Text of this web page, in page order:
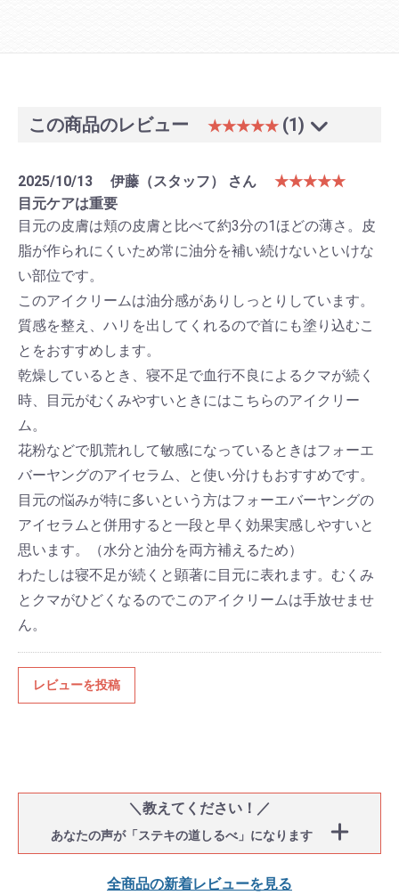
この商品のレビュー ★★★★★ (1)
2025/10/13 伊藤（スタッフ） さん
★★★★★
目元ケアは重要
目元の皮膚は頬の皮膚と比べて約3分の1ほどの薄さ。皮
脂が作られにくいため常に油分を補い続けないといけな
い部位です。
このアイクリームは油分感がありしっとりしています。
質感を整え、ハリを出してくれるので首にも塗り込むこ
とをおすすめします。
乾燥しているとき、寝不足で血行不良によるクマが続く
時、目元がむくみやすいときにはこちらのアイクリー
ム。
花粉などで肌荒れして敏感になっているときはフォーエ
バーヤングのアイセラム、と使い分けもおすすめです。
目元の悩みが特に多いという方はフォーエバーヤングの
アイセラムと併用すると一段と早く効果実感しやすいと
思います。（水分と油分を両方補えるため）
わたしは寝不足が続くと顕著に目元に表れます。むくみ
とクマがひどくなるのでこのアイクリームは手放せませ
ん。
レビューを投稿
＼教えてください！／
あなたの声が「ステキの道しるべ」になります
全商品の新着レビューを見る